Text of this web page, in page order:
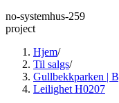
no-systemhus-259
project
Hjem/
Til salgs/
Gullbekkparken |
Leilighet H0207